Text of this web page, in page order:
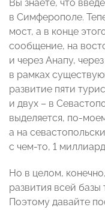
Вы знаете, что
в Симферополе.
мост, а в конце
сообщение, на
и через Анапу,
в рамках
развитие пяти
и двух – в
выделяется, по-
а на
с чем-то, 1
Но в целом,
развития всей базы
Поэтому давайте